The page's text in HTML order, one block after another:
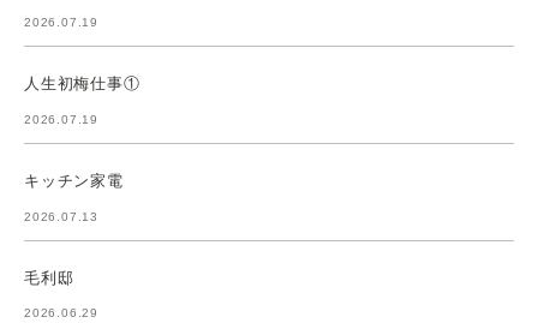
2026.07.19
人生初梅仕事①
2026.07.19
キッチン家電
2026.07.13
毛利邸
2026.06.29